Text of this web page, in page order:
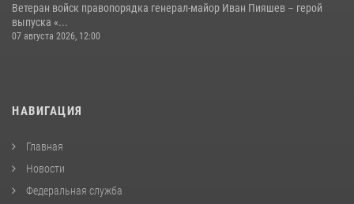
Ветеран войск правопорядка генерал-майор Иван Пияшев – герой
выпуска «...
07 августа 2026, 12:00
НАВИГАЦИЯ
Главная
Новости
Федеральная служба